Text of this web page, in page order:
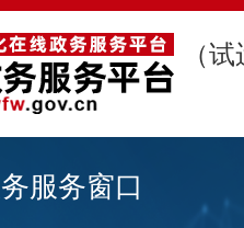
（
服务窗口